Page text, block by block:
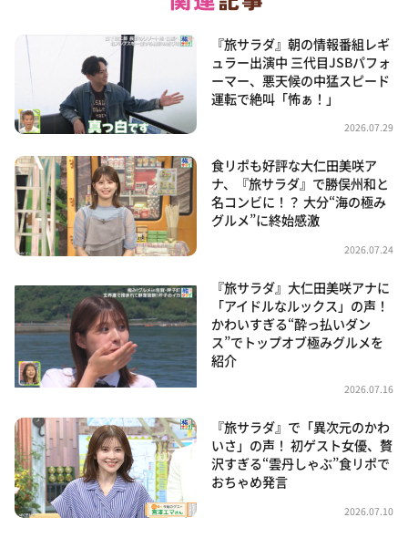
『旅サラダ』朝の情報番組レギ
ュラー出演中 三代目JSBパフォ
ーマー、悪天候の中猛スピード
運転で絶叫「怖ぁ！」
2026.07.29
食リポも好評な大仁田美咲ア
ナ、『旅サラダ』で勝俣州和と
名コンビに！？ 大分“海の極み
グルメ”に終始感激
2026.07.24
『旅サラダ』大仁田美咲アナに
「アイドルなルックス」の声！
かわいすぎる“酔っ払いダン
ス”でトップオブ極みグルメを
紹介
2026.07.16
『旅サラダ』で「異次元のかわ
いさ」の声！ 初ゲスト女優、贅
沢すぎる“雲丹しゃぶ”食リポで
おちゃめ発言
2026.07.10